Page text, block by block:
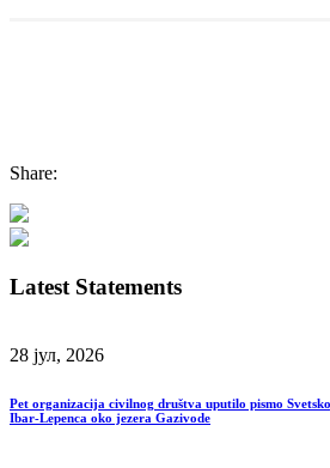
Share:
Latest Statements
28 јул, 2026
Pet organizacija civilnog društva uputilo pismo
Ibar-Lepenca oko jezera Gazivode